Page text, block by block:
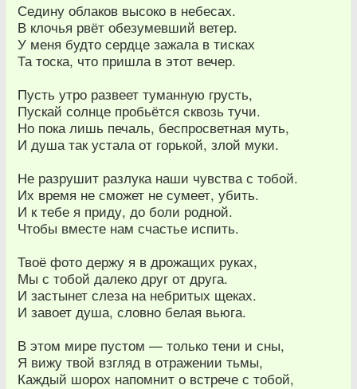
Седину облаков высоко в небесах.
В клочья рвёт обезумевший ветер.
У меня будто сердце зажала в тисках
Та тоска, что пришла в этот вечер.
Пусть утро развеет туманную грусть,
Пускай солнце пробьётся сквозь тучи.
Но пока лишь печаль, беспросветная муть,
И душа так устала от горькой, злой муки.
Не разрушит разлука наши чувства с тобой.
Их время не сможет не сумеет, убить.
И к тебе я приду, до боли родной.
Чтобы вместе нам счастье испить.
Твоё фото держу я в дрожащих руках,
Мы с тобой далеко друг от друга.
И застынет слеза на небритых щеках.
И завоет душа, словно белая вьюга.
В этом мире пустом — только тени и сны,
Я вижу твой взгляд в отражении тьмы,
Каждый шорох напомнит о встрече с тобой,